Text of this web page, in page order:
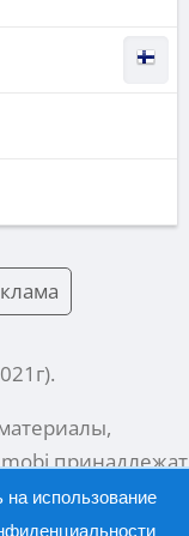
г).
принадлежат
на использование